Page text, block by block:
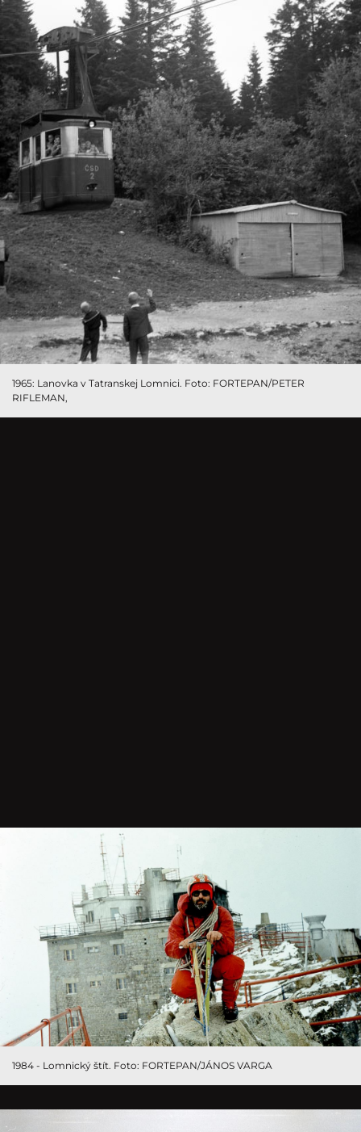
1965: Lanovka v Tatranskej Lomnici. Foto: FORTEPAN/PETER
RIFLEMAN,
1984 - Lomnický štít. Foto: FORTEPAN/JÁNOS VARGA